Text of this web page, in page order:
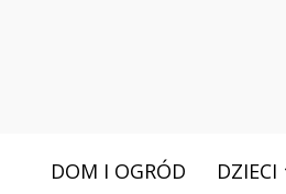
DOM I OGRÓD DZIECI